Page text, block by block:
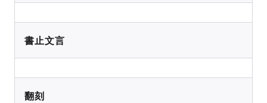
書止文言
翻刻